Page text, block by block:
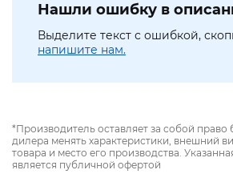
Нашли ошибку в
Выделите текст с ошибкой,
напишите нам.
*Производитель оставляет за собой право
дилера менять характеристики, внешний
товара и место его производства.
является публичной офертой